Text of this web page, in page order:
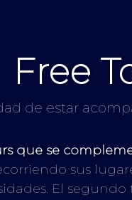
Free
de estar
que se
sus
El